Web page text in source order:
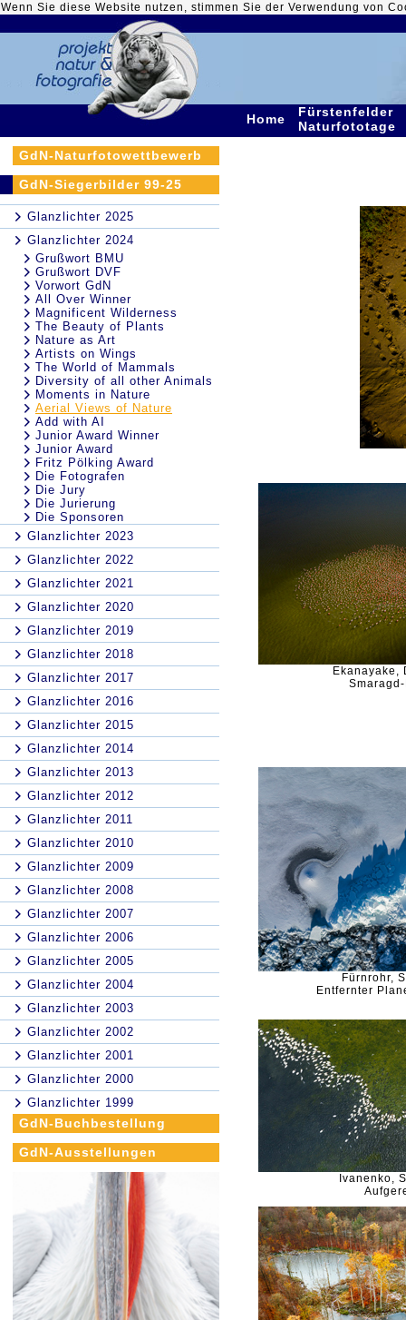
Wenn Sie diese Website nutzen, stimmen Sie der Verwendung von
Home
Fürstenfelder
Naturfototage
GdN-Naturfotowettbewerb
GdN-Siegerbilder 99-25
Glanzlichter 2025
Glanzlichter 2024
Grußwort BMU
Grußwort DVF
Vorwort GdN
All Over Winner
Magnificent Wilderness
The Beauty of Plants
Nature as Art
Artists on Wings
The World of Mammals
Diversity of all other Animals
Moments in Nature
Aerial Views of Nature
Add with AI
Junior Award Winner
Junior Award
Fritz Pölking Award
Die Fotografen
Die Jury
Die Jurierung
Die Sponsoren
Glanzlichter 2023
Glanzlichter 2022
Glanzlichter 2021
Glanzlichter 2020
Glanzlichter 2019
Glanzlichter 2018
Glanzlichter 2017
Glanzlichter 2016
Glanzlichter 2015
Glanzlichter 2014
Glanzlichter 2013
Glanzlichter 2012
Glanzlichter 2011
Glanzlichter 2010
Glanzlichter 2009
Glanzlichter 2008
Glanzlichter 2007
Glanzlichter 2006
Glanzlichter 2005
Glanzlichter 2004
Glanzlichter 2003
Glanzlichter 2002
Glanzlichter 2001
Glanzlichter 2000
Glanzlichter 1999
GdN-Buchbestellung
GdN-Ausstellungen
Ekanayake,
Fürnrohr,
Entfernter
Ivanenko,